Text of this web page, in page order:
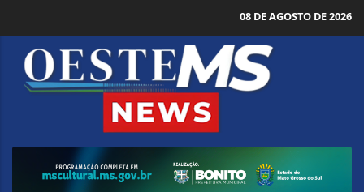
08 DE AGOSTO DE 2026